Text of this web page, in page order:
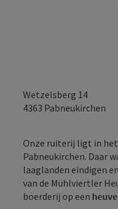
Wetzelsberg 14
4363 Pabneukirchen
Onze ruiterij ligt in
Pabneukirchen. Daar
laaglanden eindigen
van de Mühlviertler
boerderij op een